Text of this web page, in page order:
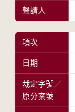
聲請人
項次
日期
裁定字號／
原分案號